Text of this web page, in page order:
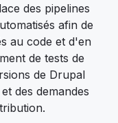
des pipelines
afin de
au code et d'en
de tests de
de Drupal
des demandes